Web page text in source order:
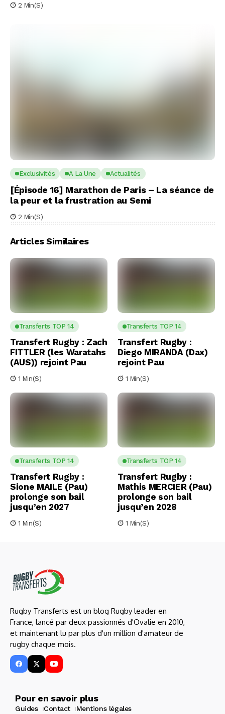
2 Min(s)
Exclusivités A La Une Actualités
[Épisode 16] Marathon de Paris – La séance de
la peur et la frustration au Semi
2 Min(s)
Articles Similaires
Transferts TOP 14
Transfert Rugby : Zach
FITTLER (les Waratahs
(AUS)) rejoint Pau
1 Min(s)
Transferts TOP 14
Transfert Rugby :
Diego MIRANDA (Dax)
rejoint Pau
1 Min(s)
Transferts TOP 14
Transfert Rugby :
Sione MAILE (Pau)
prolonge son bail
jusqu’en 2027
1 Min(s)
Transferts TOP 14
Transfert Rugby :
Mathis MERCIER (Pau)
prolonge son bail
jusqu’en 2028
1 Min(s)
Rugby Transferts est un blog Rugby leader en
France, lancé par deux passionnés d'Ovalie en 2010,
et maintenant lu par plus d'un million d'amateur de
rugby chaque mois.
Pour en savoir plus
Guides Contact Mentions légales